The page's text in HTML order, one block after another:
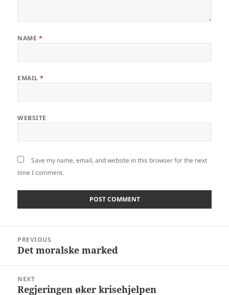
NAME *
EMAIL*
WEBSITE
Save my name, email, and website in this browser for the next
time I comment.
navigation
PREVIOUS
Previous
Det moralske marked
NEXT
Next
Regjeringen øker krisehjelpen